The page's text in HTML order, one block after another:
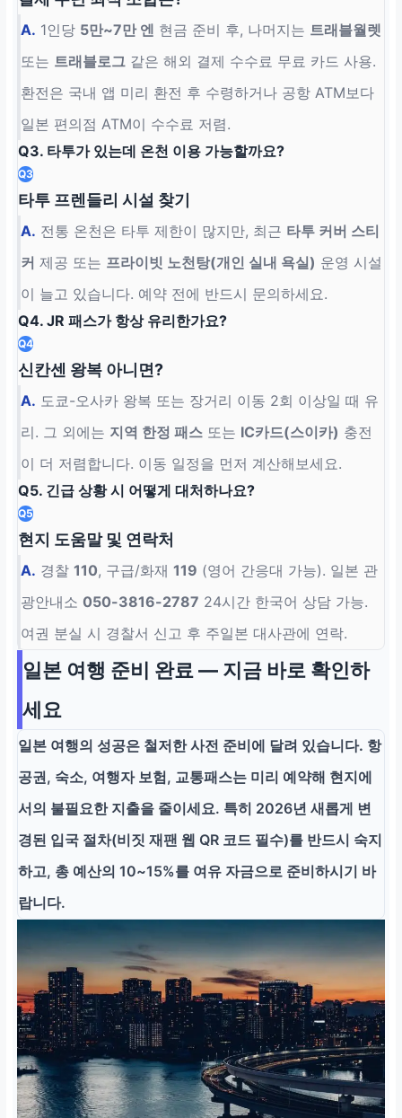
A. 1인당 5만~7만 엔 현금 준비 후, 나머지는 트래블월렛
또는 트래블로그 같은 해외 결제 수수료 무료 카드 사용.
환전은 국내 앱 미리 환전 후 수령하거나 공항 ATM보다
일본 편의점 ATM이 수수료 저렴.
Q3. 타투가 있는데 온천 이용 가능할까요?
Q3
타투 프렌들리 시설 찾기
A. 전통 온천은 타투 제한이 많지만, 최근 타투 커버 스티
커 제공 또는 프라이빗 노천탕(개인 실내 욕실) 운영 시설
이 늘고 있습니다. 예약 전에 반드시 문의하세요.
Q4. JR 패스가 항상 유리한가요?
Q4
신칸센 왕복 아니면?
A. 도쿄-오사카 왕복 또는 장거리 이동 2회 이상일 때 유
리. 그 외에는 지역 한정 패스 또는 IC카드(스이카) 충전
이 더 저렴합니다. 이동 일정을 먼저 계산해보세요.
Q5. 긴급 상황 시 어떻게 대처하나요?
Q5
현지 도움말 및 연락처
A. 경찰 110, 구급/화재 119 (영어 간응대 가능). 일본 관
광안내소 050-3816-2787 24시간 한국어 상담 가능.
여권 분실 시 경찰서 신고 후 주일본 대사관에 연락.
일본 여행 준비 완료 — 지금 바로 확인하
세요
일본 여행의 성공은 철저한 사전 준비에 달려 있습니다. 항
공권, 숙소, 여행자 보험, 교통패스는 미리 예약해 현지에
서의 불필요한 지출을 줄이세요. 특히 2026년 새롭게 변
경된 입국 절차(비짓 재팬 웹 QR 코드 필수)를 반드시 숙지
하고, 총 예산의 10~15%를 여유 자금으로 준비하시기 바
랍니다.